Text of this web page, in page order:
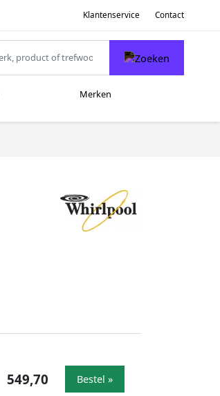
Klantenservice Contact
Merken
549,70 Bestel »